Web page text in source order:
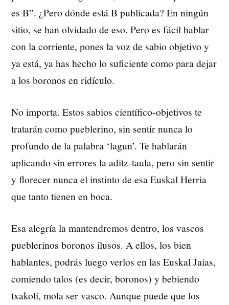
es B”. ¿Pero dónde está B publicada? En ningún
sitio, se han olvidado de eso. Pero es fácil hablar
con la corriente, pones la voz de sabio objetivo y
ya está, ya has hecho lo suficiente como para dejar
a los boronos en ridículo.
No importa. Estos sabios científico-objetivos te
tratarán como pueblerino, sin sentir nunca lo
profundo de la palabra ‘lagun’. Te hablarán
aplicando sin errores la aditz-taula, pero sin sentir
y florecer nunca el instinto de esa Euskal Herria
que tanto tienen en boca.
Esa alegría la mantendremos dentro, los vascos
pueblerinos boronos ilusos. A ellos, los bien
hablantes, podrás luego verlos en las Euskal Jaias,
comiendo talos (es decir, boronos) y bebiendo
txakolí, mola ser vasco. Aunque puede que los